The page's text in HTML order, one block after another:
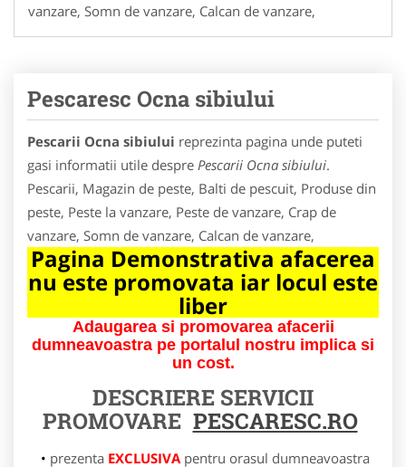
vanzare, Somn de vanzare, Calcan de vanzare,
Pescaresc Ocna sibiului
Pescarii Ocna sibiului reprezinta pagina unde puteti
gasi informatii utile despre Pescarii Ocna sibiului.
Pescarii, Magazin de peste, Balti de pescuit, Produse din
peste, Peste la vanzare, Peste de vanzare, Crap de
vanzare, Somn de vanzare, Calcan de vanzare,
Pagina Demonstrativa afacerea
nu este promovata iar locul este
liber
Adaugarea si promovarea afacerii
dumneavoastra pe portalul nostru implica si
un cost.
DESCRIERE SERVICII
PROMOVARE PESCARESC.RO
prezenta EXCLUSIVApentru orasul dumneavoastra